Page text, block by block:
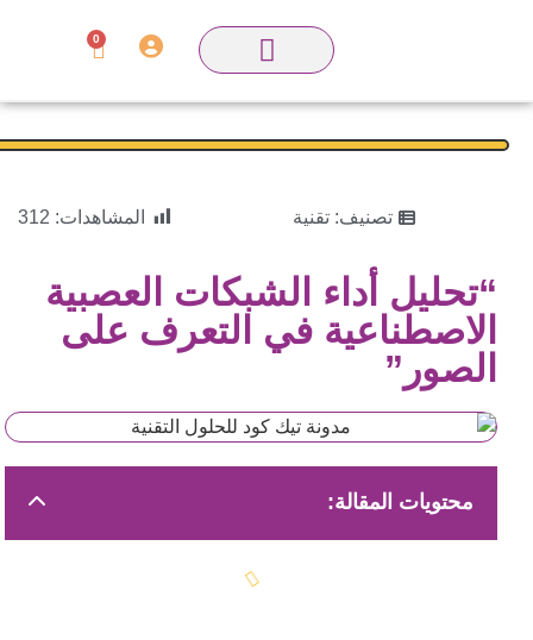
0
تصنيف:تقنية المشاهدات: 312
“تحليل أداء الشبكات العصبية
الاصطناعية في التعرف على
الصور”
محتويات المقالة: